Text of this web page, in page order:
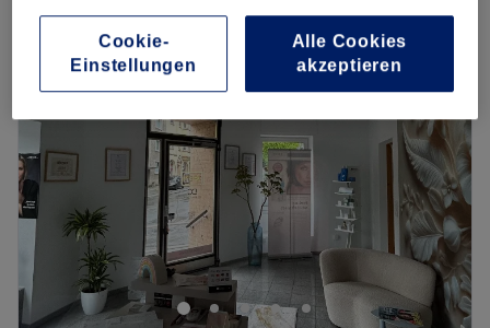
Cookie-
Einstellungen
Alle Cookies
akzeptieren